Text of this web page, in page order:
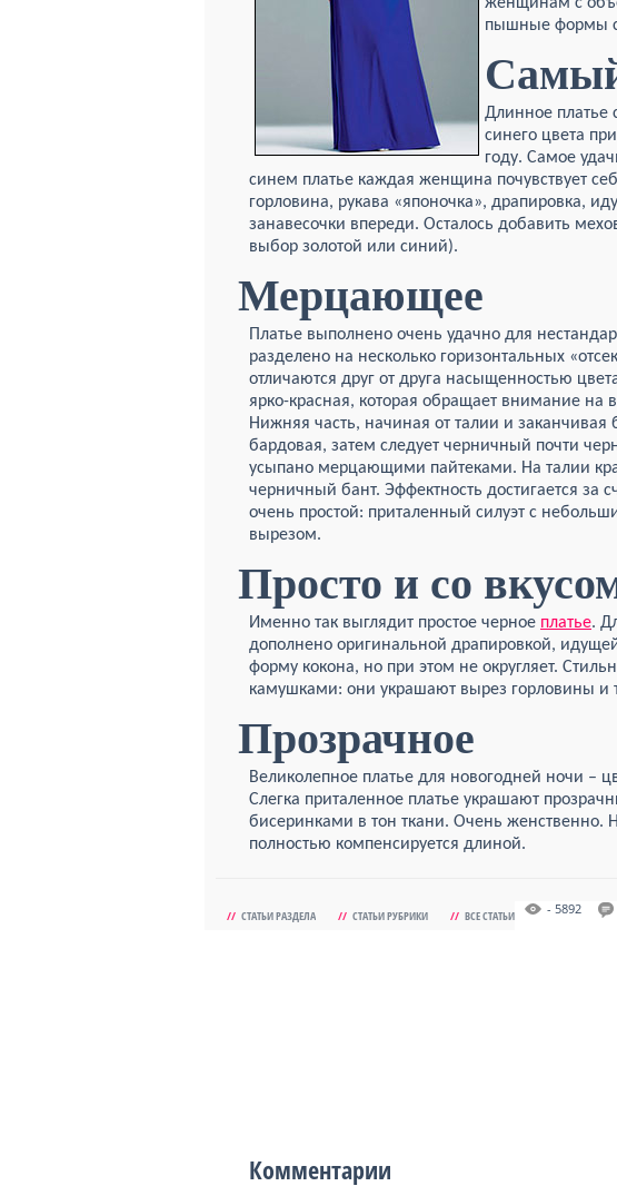
пышные формы
Длинное платье
синего цвета
году. Самое
синем платье каждая женщина почувствует
горловина, рукава «японочка», драпировка,
занавесочки впереди. Осталось добавить
выбор золотой или синий).
Мерцающее
Платье выполнено очень удачно для
разделено на несколько горизонтальных
отличаются друг от друга насыщенностью
ярко-красная, которая обращает внимание на
Нижняя часть, начиная от талии и
бардовая, затем следует черничный почти
усыпано мерцающими пайтеками. На талии
черничный бант. Эффектность достигается за
очень простой: приталенный силуэт с
вырезом.
Просто и со
Именно так выглядит простое черное платье.
дополнено оригинальной драпировкой,
форму кокона, но при этом не округляет.
камушками: они украшают вырез горловины и
Прозрачное
Великолепное платье для новогодней ночи –
Слегка приталенное платье украшают
бисеринками в тон ткани. Очень женственно.
полностью компенсируется длиной.
// СТАТЬИ РАЗДЕЛА // СТАТЬИ РУБРИКИ // ВСЕ СТАТЬИ - 5892
Комментарии